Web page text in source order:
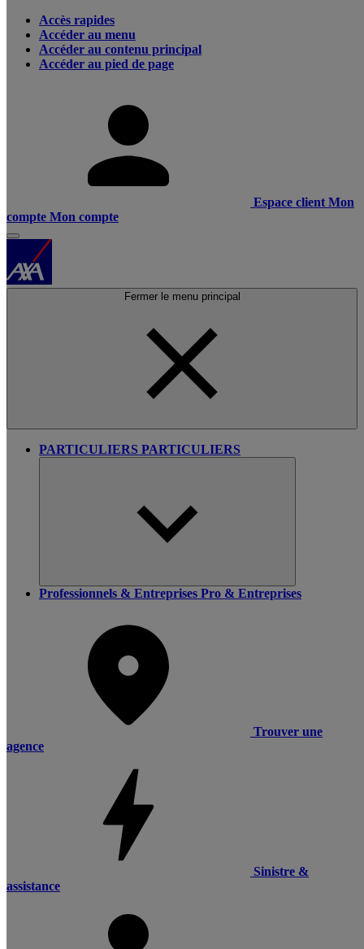
Accès rapides
Accéder au menu
Accéder au contenu principal
Accéder au pied de page
Espace client Mon
compte Mon compte
Fermer le menu principal
PARTICULIERS PARTICULIERS
Professionnels & Entreprises Pro & Entreprises
Trouver une
agence
Sinistre &
assistance